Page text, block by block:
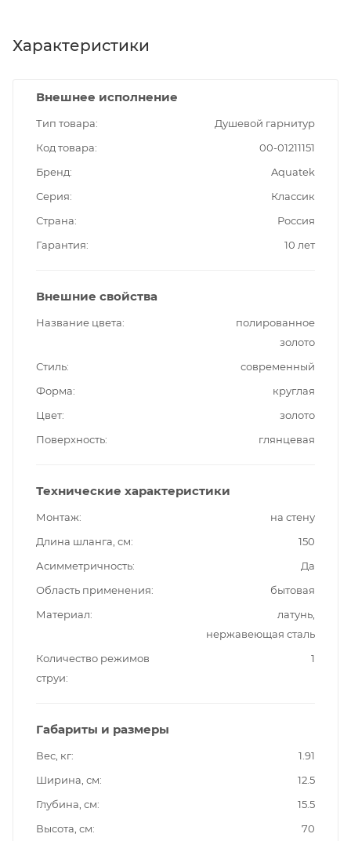
Характеристики
Внешнее исполнение
Тип товара
Душевой гарнитур
Код товара
00-01211151
Бренд
Aquatek
Серия
Классик
Страна
Россия
Гарантия
10 лет
Внешние свойства
Название цвета
полированное
золото
Стиль
современный
Форма
круглая
Цвет
золото
Поверхность
глянцевая
Технические характеристики
Монтаж
на стену
Длина шланга, см
150
Асимметричность
Да
Область применения
бытовая
Материал
латунь,
нержавеющая сталь
Количество режимов
струи
1
Габариты и размеры
Вес, кг
1.91
Ширина, см
12.5
Глубина, см
15.5
Высота, см
70